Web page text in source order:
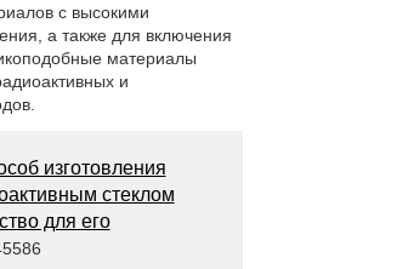
с высокими
а также для включения
материалы
и
изготовления
стеклом
для его